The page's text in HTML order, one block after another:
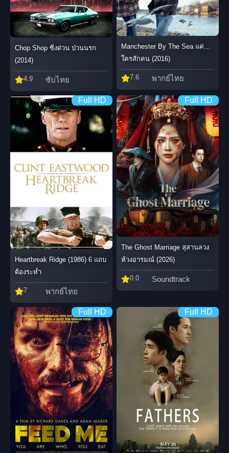
Chop Shop ซิ่งด่วน ป่วนนรก
(2014)
4.9 ซับไทย
Manchester By The Sea แค่…
ใครสักคน (2016)
7.6 พากย์ไทย
Full HD
Heartbreak Ridge (1986) 6 แถบ
ต้องระห่ำ
7 พากย์ไทย
Full HD
The Ghost Marriage สุสานลวง
ห้วงอารมณ์ (2026)
0.0 Soundtrack
Full HD Full HD